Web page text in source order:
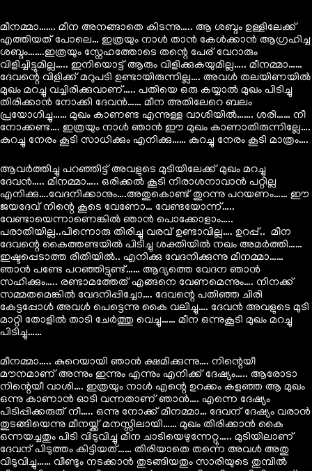
മീനമ്മാ……. മീന അനങ്ങാതെ കിടന്നു….. ആ ശബ്ദം ഉള്ളിലേക്ക്
എത്തിയത് പോലെ… ഇത്രയും നാൾ താൻ കേൾക്കാൻ ആഗ്രഹിച്ച
ശബ്ദം…….ഇത്രയും സ്നേഹത്തോടെ തന്റെ പേര് വേറാരും
വിളിച്ചിട്ടുമില്ല….. ഇനിയൊട്ട് ആരും വിളിക്കുകയുമില്ല….. മീനമ്മാ……
ദേവന്റെ വിളിക്ക് മറുപടി ഉണ്ടായിരുന്നില്ല…. അവൾ തലയിണയിൽ
മുഖം മറച്ചു വച്ചിരിക്കുവാണ്….. പതിയെ ഒരു കയ്യാൽ മുഖം പിടിച്ചു
തിരിക്കാൻ നോക്കി ദേവൻ…… മീന അതിലേറെ ബലം
പ്രയോഗിച്ചു…… മുഖം കാണണ്ട എന്നുള്ള വാശിയിൽ……. ശരി…… നീ
നോക്കണ്ട…. ഇത്രയും നാൾ ഞാൻ ഈ മുഖം കാണാതിരുന്നില്ലേ….
കുറച്ചു നേരം കൂടി സാധിക്കും എനിക്കു…… കുറച്ചു നേരം കൂടി മാത്രം….
ആവർത്തിച്ചു പറഞ്ഞിട്ട് അവളുടെ മുടിയിലേക്ക് മുഖം മറച്ചു
ദേവൻ….. മീനമ്മാ….. ഒരിക്കൽ കൂടി നിരാശനാവാൻ പറ്റില്ല
എനിക്കു….വേദനിക്കാനും….അതുകൊണ്ട് തുറന്നു പറയണം…… ഈ
ജയദേവ് നിന്റെ കൂടെ വേണോ… വേണ്ടയോന്ന്…..
വേണ്ടായെന്നാണെങ്കിൽ ഞാൻ പൊക്കോളാം…..
പരാതിയില്ല..പിന്നൊരു തിരിച്ചു വരവ് ഉണ്ടാവില്ല…. ഉറപ്പ്.. മീന
ദേവന്റെ കൈത്തണ്ടയിൽ പിടിച്ചു ശക്തിയിൽ നഖം അമർത്തി……
ഇഷ്ടപ്പെടാത്ത രീതിയിൽ.. എനിക്കു വേദനിക്കുന്നു മീനമ്മാ……
ഞാൻ പണ്ടേ പറഞ്ഞിട്ടുണ്ട്…… ആദ്യത്തെ വേദന ഞാൻ
സഹിക്കും….. രണ്ടാമത്തേത് എങ്ങനെ വേണമെന്നും…. നിനക്ക്
സമ്മതമെങ്കിൽ വേദനിപ്പിച്ചോ…. ദേവന്റെ പതിഞ്ഞ ചിരി
കേട്ടപ്പോൾ അവൾ പെട്ടെന്നു കൈ വലിച്ചു…. ദേവൻ അവളുടെ മുടി
മാറ്റി തോളിൽ താടി ചേർത്തു വെച്ചു…… മീന ഒന്നുകൂടി മുഖം മറച്ചു
പിടിച്ചു……
മീനമ്മാ….. കുറെയായി ഞാൻ ക്ഷമിക്കുന്നു…. നിന്റെയീ
മൗനമാണ് അന്നും ഇന്നും എന്നും എനിക്ക് ദേഷ്യം….. ആരോടാ
നിന്റെയീ വാശി…. ഇത്രയും നാൾ എന്റെ ഉറക്കം കളഞ്ഞ ആ മുഖം
ഒന്നു കാണാൻ ഓടി വന്നതാണ് ഞാൻ…. എന്നെ ദേഷ്യം
പിടിപ്പിക്കരുത് നീ….. ഒന്നു നോക്ക് മീനമ്മാ… ദേവന് ദേഷ്യം വരാൻ
തുടങ്ങിയെന്നു മീനയ്ക്ക് മനസ്സിലായി…… മുഖം തിരിക്കാൻ കൈ
ഒന്നയച്ചതും പിടി വിടുവിച്ചു മീന ചാടിയെഴുന്നേറ്റു….. മുടിയിലാണ്
ദേവന് പിടുത്തം കിട്ടിയത്…… തിരിയാതെ തന്നെ അവൾ അതു
വിടുവിച്ചു…… വീണ്ടും നടക്കാൻ തുടങ്ങിയതും സാരിയുടെ തുമ്പിൽ